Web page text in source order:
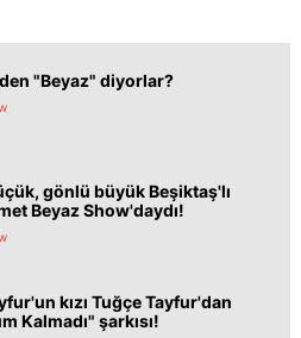
"Beyaz" diyorlar?
gönlü büyük Beşiktaş'lı
Beyaz Show'daydı!
kızı Tuğçe Tayfur'dan
Kalmadı" şarkısı!